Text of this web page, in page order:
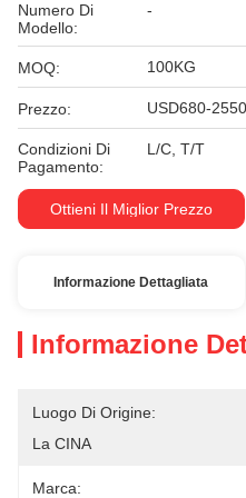
Numero Di
Modello:
-
MOQ: 100KG
Prezzo: USD680-
Condizioni Di
Pagamento:
L/C, T/T
Ottieni Il Miglior Prezzo
Informazione Dettagliata
Informazione
Luogo Di Origine:
La CINA
Marca: